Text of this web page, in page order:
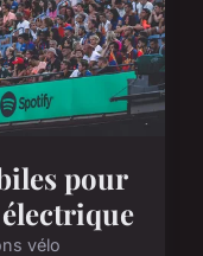
pour
vélo